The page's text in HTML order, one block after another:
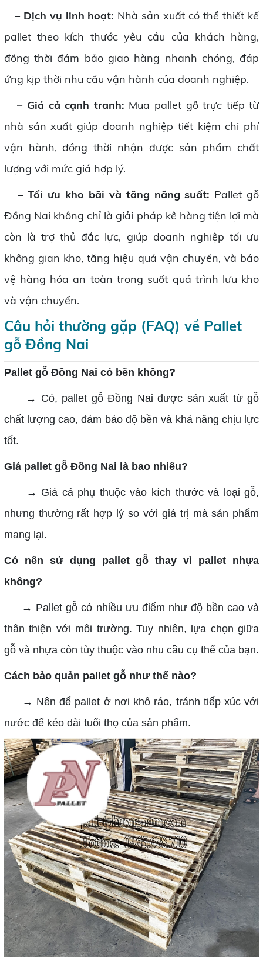
– Dịch vụ linh hoạt: Nhà sản xuất có thể thiết kế
pallet theo kích thước yêu cầu của khách hàng,
đồng thời đảm bảo giao hàng nhanh chóng, đáp
ứng kịp thời nhu cầu vận hành của doanh nghiệp.
– Giá cả cạnh tranh: Mua pallet gỗ trực tiếp từ
nhà sản xuất giúp doanh nghiệp tiết kiệm chi phí
vận hành, đồng thời nhận được sản phẩm chất
lượng với mức giá hợp lý.
–Tối ưu kho bãi và tăng năng suất: Pallet gỗ
Đồng Nai không chỉ là giải pháp kê hàng tiện lợi mà
còn là trợ thủ đắc lực, giúp doanh nghiệp tối ưu
không gian kho, tăng hiệu quả vận chuyển, và bảo
vệ hàng hóa an toàn trong suốt quá trình lưu kho
và vận chuyển.
Câu hỏi thường gặp (FAQ) về Pallet
gỗ Đồng Nai
Pallet gỗ Đồng Nai có bền không?
→ Có, pallet gỗ Đồng Nai được sản xuất từ gỗ
chất lượng cao, đảm bảo độ bền và khả năng chịu lực
tốt.
Giá pallet gỗ Đồng Nai là bao nhiêu?
→ Giá cả phụ thuộc vào kích thước và loại gỗ,
nhưng thường rất hợp lý so với giá trị mà sản phẩm
mang lại.
Có nên sử dụng pallet gỗ thay vì pallet nhựa
không?
→ Pallet gỗ có nhiều ưu điểm như độ bền cao và
thân thiện với môi trường. Tuy nhiên, lựa chọn giữa
gỗ và nhựa còn tùy thuộc vào nhu cầu cụ thể của bạn.
Cách bảo quản pallet gỗ như thế nào?
→ Nên để pallet ở nơi khô ráo, tránh tiếp xúc với
nước để kéo dài tuổi thọ của sản phẩm.